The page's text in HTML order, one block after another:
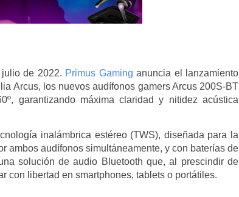
de 2022. Primus Gaming anuncia el lanzamiento
Arcus, los nuevos audífonos gamers Arcus 200S-BT
garantizando máxima claridad y nitidez acústica
inalámbrica estéreo (TWS), diseñada para la
ambos audífonos simultáneamente, y con baterías de
solución de audio Bluetooth que, al prescindir de
con libertad en smartphones, tablets o portátiles.